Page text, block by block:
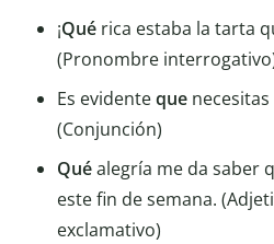
¡Qué rica estaba la tarta
(Pronombre
Es evidenteque
(Conjunción)
Quéalegría me da saber
este fin de semana.
exclamativo)